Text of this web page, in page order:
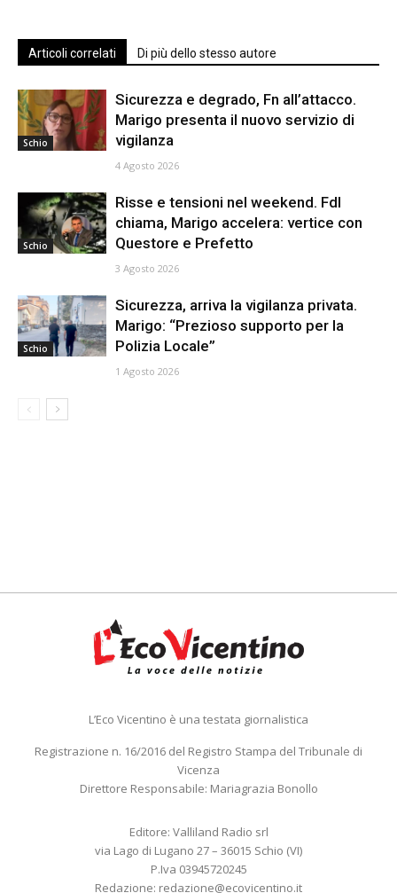
Articoli correlati Di più dello stesso autore
Schio
Sicurezza e degrado, Fn all’attacco.
Marigo presenta il nuovo servizio di
vigilanza
4 Agosto 2026
Schio
Risse e tensioni nel weekend. FdI
chiama, Marigo accelera: vertice con
Questore e Prefetto
3 Agosto 2026
Schio
Sicurezza, arriva la vigilanza privata.
Marigo: “Prezioso supporto per la
Polizia Locale”
1 Agosto 2026
L’Eco Vicentino è una testata giornalistica
Registrazione n. 16/2016 del Registro Stampa del Tribunale di
Vicenza
Direttore Responsabile: Mariagrazia Bonollo
Editore: Valliland Radio srl
via Lago di Lugano 27 – 36015 Schio (VI)
P.Iva 03945720245
Redazione: redazione@ecovicentino.it